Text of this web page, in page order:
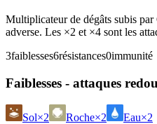
Multiplicateur de dégâts subis
adverse. Les ×2 et ×4 sont les
3faiblesses6résistances0immunité
Faiblesses - attaques
Sol×2 Roche×2 Eau×2